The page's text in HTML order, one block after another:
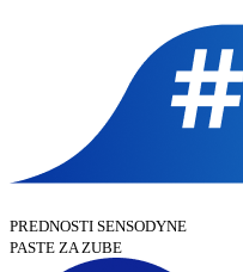
PREDNOSTI SENSODYNE
PASTE ZA ZUBE